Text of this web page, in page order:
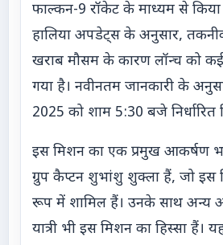
फाल्कन-9 रॉकेट के माध्यम से
हालिया अपडेट्स के अनुसार,
खराब मौसम के कारण लॉन्च को कई
गया है। नवीनतम जानकारी के
2025 को शाम 5:30 बजे निर्धारित
इस मिशन का एक प्रमुख आकर्षण
ग्रुप कैप्टन शुभांशु शुक्ला हैं, जो
रूप में शामिल हैं। उनके साथ अन्य
यात्री भी इस मिशन का हिस्सा हैं।